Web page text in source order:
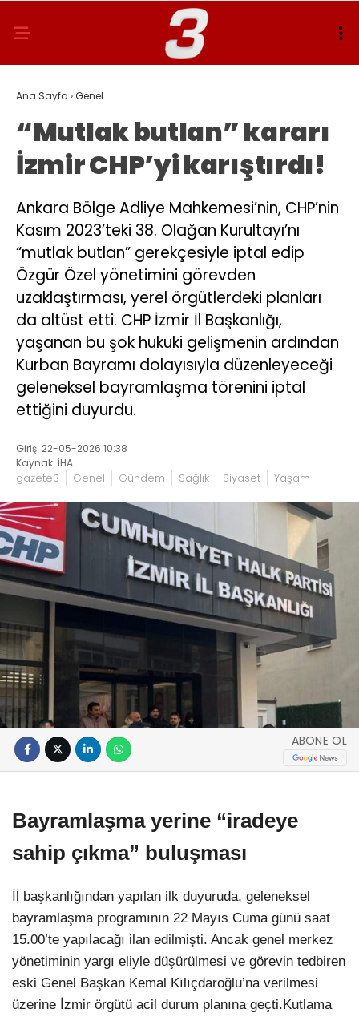
Ana Sayfa ›Genel
“Mutlak butlan” kararı
İzmir CHP’yi karıştırdı!
Ankara Bölge Adliye Mahkemesi’nin, CHP’nin
Kasım 2023’teki 38. Olağan Kurultayı’nı
“mutlak butlan” gerekçesiyle iptal edip
Özgür Özel yönetimini görevden
uzaklaştırması, yerel örgütlerdeki planları
da altüst etti. CHP İzmir İl Başkanlığı,
yaşanan bu şok hukuki gelişmenin ardından
Kurban Bayramı dolayısıyla düzenleyeceği
geleneksel bayramlaşma törenini iptal
ettiğini duyurdu.
Giriş: 22-05-2026 10:38
Kaynak: İHA
gazete3 Genel Gündem Sağlık Siyaset Yaşam
ABONE OL
Bayramlaşma yerine “iradeye
sahip çıkma” buluşması
İl başkanlığından yapılan ilk duyuruda, geleneksel
bayramlaşma programının 22 Mayıs Cuma günü saat
15.00’te yapılacağı ilan edilmişti. Ancak genel merkez
yönetiminin yargı eliyle düşürülmesi ve görevin tedbiren
eski Genel Başkan Kemal Kılıçdaroğlu’na verilmesi
üzerine İzmir örgütü acil durum planına geçti.Kutlama